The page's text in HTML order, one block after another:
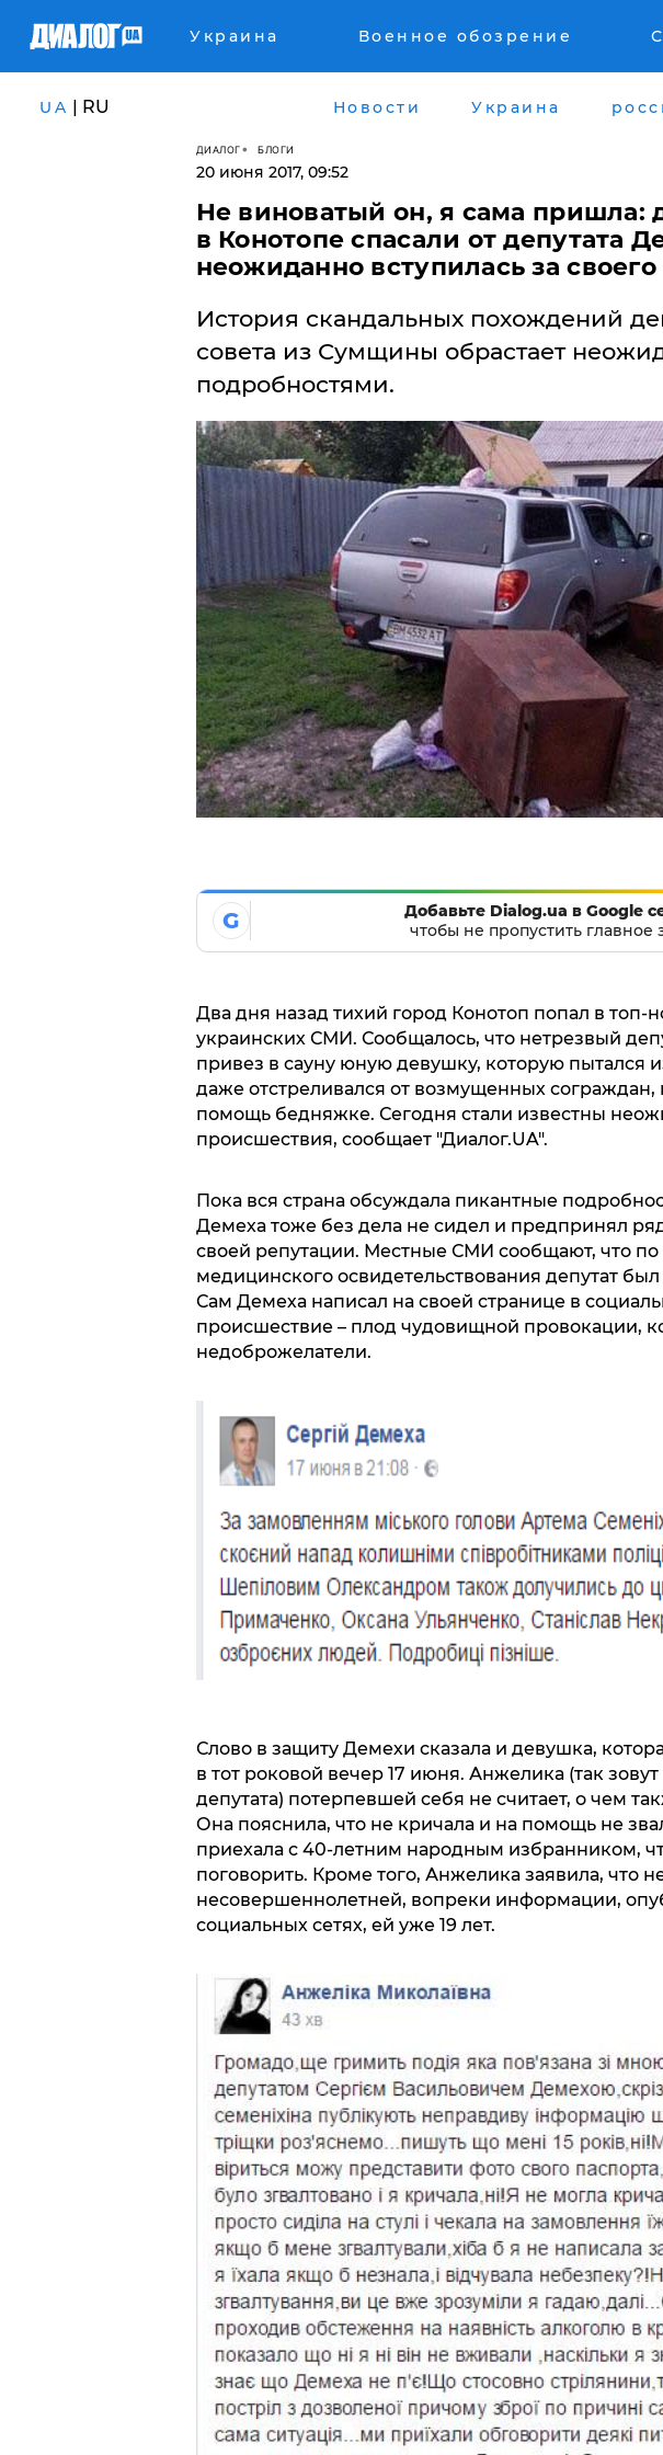
Украина Военное обозрение
UA | RU Новости Украина
ДИАЛОГ БЛОГИ
20 июня 2017, 09:52
Не виноватый он, я сама пришла:
в Конотопе спасали от депутата
неожиданно вступилась за
История скандальных похождений
совета из Сумщины обрастает
подробностями.
G
Добавьте Dialog.ua в Google
чтобы не пропустить главное
Два дня назад тихий город Конотоп попал в топ-
украинских СМИ. Сообщалось, что нетрезвый
привез в сауну юную девушку, которую пытался
даже отстреливался от возмущенных
помощь бедняжке. Сегодня стали известны
происшествия, сообщает "Диалог.UA".
Пока вся страна обсуждала пикантные
Демеха тоже без дела не сидел и предпринял
своей репутации. Местные СМИ сообщают, что по
медицинского освидетельствования депутат
Сам Демеха написал на своей странице в
происшествие – плод чудовищной провокации,
недоброжелатели.
Слово в защиту Демехи сказала и девушка,
в тот роковой вечер 17 июня. Анжелика (так
депутата) потерпевшей себя не считает, о чем
Она пояснила, что не кричала и на помощь не
приехала с 40-летним народным избранником,
поговорить. Кроме того, Анжелика заявила, что
несовершеннолетней, вопреки информации,
социальных сетях, ей уже 19 лет.